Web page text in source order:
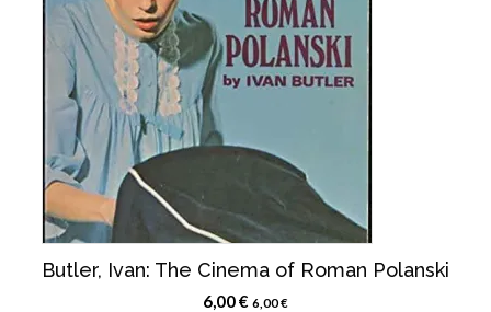
Butler, Ivan: The Cinema of Roman Polanski
6,00€ 6,00€